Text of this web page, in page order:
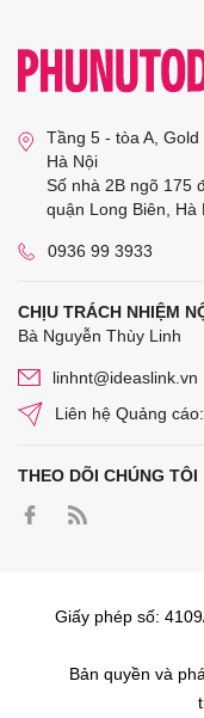
Tầng 5 - tòa A, Gold
Hà Nội
Số nhà 2B ngõ 175
quận Long Biên, Hà
0936 99 3933
CHỊU TRÁCH NHIỆM
Bà Nguyễn Thùy Linh
linhnt@ideaslink.vn
Liên hệ Quảng
THEO DÕI CHÚNG TÔI
Giấy phép số:
Bản quyền và